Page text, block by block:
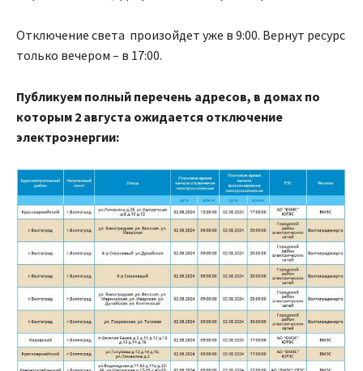
Отключение света произойдет уже в 9:00. Вернут ресурс
только вечером – в 17:00.
Публикуем полный перечень адресов, в домах по
которым 2 августа ожидается отключение
электроэнергии: